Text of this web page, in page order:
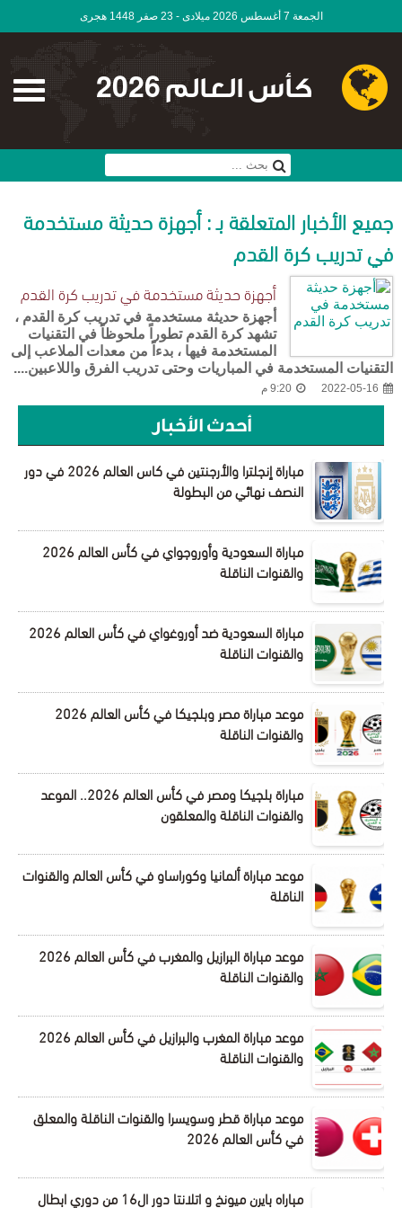
الجمعة 7 أغسطس 2026 ميلادى - 23 صفر 1448 هجرى
كأس العالم 2026
جميع الأخبار المتعلقة بـ : أجهزة حديثة مستخدمة
في تدريب كرة القدم
أجهزة حديثة مستخدمة في تدريب كرة القدم
أجهزة حديثة مستخدمة في تدريب كرة القدم ،
تشهد كرة القدم تطوراً ملحوظاً في التقنيات
المستخدمة فيها ، بدءاً من معدات الملاعب إلى
التقنيات المستخدمة في المباريات وحتى تدريب الفرق واللاعبين....
2022-05-16 9:20 م
أحدث الأخبار
مباراة إنجلترا والأرجنتين في كاس العالم 2026 في دور
النصف نهائي من البطولة
مباراة السعودية وأوروجواي في كأس العالم 2026
والقنوات الناقلة
مباراة السعودية ضد أوروغواي في كأس العالم 2026
والقنوات الناقلة
موعد مباراة مصر وبلجيكا في كأس العالم 2026
والقنوات الناقلة
مباراة بلجيكا ومصر في كأس العالم 2026.. الموعد
والقنوات الناقلة والمعلقون
موعد مباراة ألمانيا وكوراساو في كأس العالم والقنوات
الناقلة
موعد مباراة البرازيل والمغرب في كأس العالم 2026
والقنوات الناقلة
موعد مباراة المغرب والبرازيل في كأس العالم 2026
والقنوات الناقلة
موعد مباراة قطر وسويسرا والقنوات الناقلة والمعلق
في كأس العالم 2026
مباراه بايرن ميونخ و اتلانتا دور ال16 من دوري ابطال